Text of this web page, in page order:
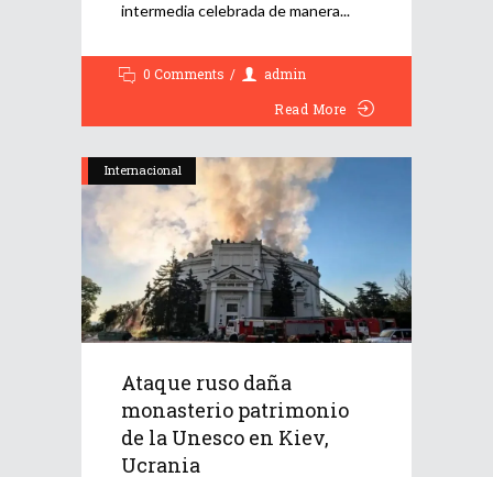
intermedia celebrada de manera
0 Comments
admin
Read More
Internacional
Ataque ruso daña
monasterio patrimonio
de la Unesco en Kiev,
Ucrania